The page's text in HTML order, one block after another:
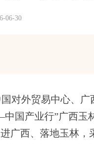
06-30
对外贸易中心、
国产业行”广西玉
广西、落地玉林，